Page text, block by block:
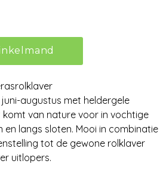
augustus met heldergele
komt van nature voor in vochtige
en langs sloten. Mooi in combinatie
tot de gewone rolklaver
uitlopers.
Zoeken